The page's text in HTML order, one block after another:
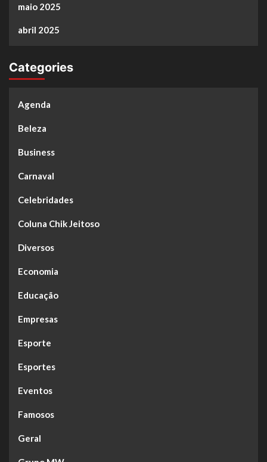
maio 2025
abril 2025
Categories
Agenda
Beleza
Business
Carnaval
Celebridades
Coluna Chik Jeitoso
Diversos
Economia
Educação
Empresas
Esporte
Esportes
Eventos
Famosos
Geral